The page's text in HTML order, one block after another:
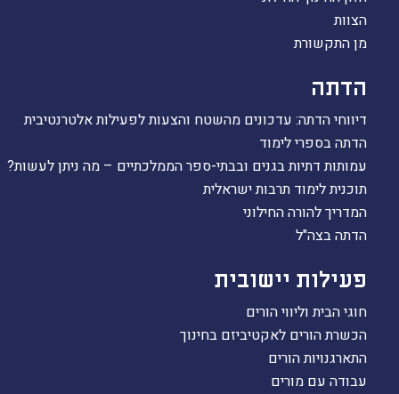
הצוות
מן התקשורת
הדתה
דיווחי הדתה: עדכונים מהשטח והצעות לפעילות אלטרנטיבית
הדתה בספרי לימוד
עמותות דתיות בגנים ובבתי-ספר הממלכתיים – מה ניתן לעשות?
תוכנית לימוד תרבות ישראלית
המדריך להורה החילוני
הדתה בצה"ל
פעילות יישובית
חוגי הבית וליווי הורים
הכשרת הורים לאקטיביזם בחינוך
התארגנויות הורים
עבודה עם מורים